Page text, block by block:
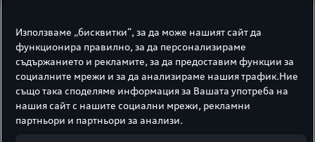
Администраторът за обработката на Вашите
лични данни е:
AUDI AG, Auto-Union-Straße 1, 85057
Ingolstadt, Германия.
2. С кого мога да се
Използваме „бисквитки“, за да може нашият сайт да
функционира правилно, за да персонализираме
съдържанието и рекламите, за да предоставим функции за
социалните мрежи и за да анализираме нашия трафик.Ние
също така споделяме информация за Вашата употреба на
нашия сайт с нашите социални мрежи, рекламни
партньори и партньори за анализи.